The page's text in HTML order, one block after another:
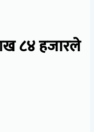
८४ हजारले